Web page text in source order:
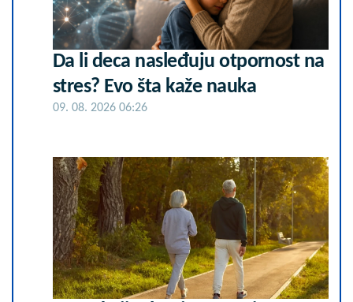
Da li deca nasleđuju otpornost na
stres? Evo šta kaže nauka
09. 08. 2026 06:26